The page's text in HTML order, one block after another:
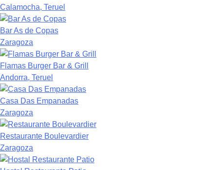
Calamocha, Teruel
Bar As de Copas
Zaragoza
Flamas Burger Bar & Grill
Andorra, Teruel
Casa Das Empanadas
Zaragoza
Restaurante Boulevardier
Zaragoza